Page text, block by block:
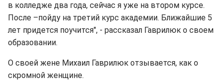
в колледже два года, сейчас я уже на втором курсе.
После –пойду на третий курс академии. Ближайшие 5
лет придется поучится", - рассказал Гаврилюк о своем
образовании.
О своей жене Михаил Гаврилюк отзывается, как о
скромной женщине.